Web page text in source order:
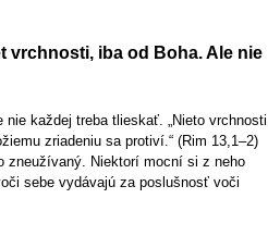
vrchnosti, iba od Boha. Ale nie
každej treba tlieskať. „Nieto vrchnosti,
zriadeniu sa protiví.“ (Rim 13,1–2)
zneužívaný. Niektorí mocní si z neho
sebe vydávajú za poslušnosť voči